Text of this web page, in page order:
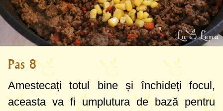
Pas 8
Amestecați totul bine și închideți focul,
aceasta va fi umplutura de bază pentru